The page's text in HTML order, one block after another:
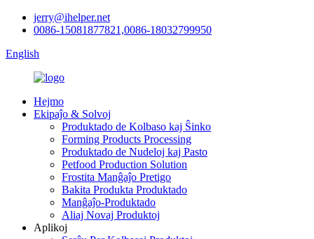
jerry@ihelper.net
0086-15081877821,0086-18032799950
English
Hejmo
Ekipaĵo & Solvoj
Produktado de Kolbaso kaj Ŝinko
Forming Products Processing
Produktado de Nudeloj kaj Pasto
Petfood Production Solution
Frostita Manĝaĵo Pretigo
Bakita Produkta Produktado
Manĝaĵo-Produktado
Aliaj Novaj Produktoj
Aplikoj